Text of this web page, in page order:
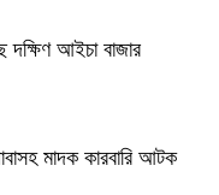
আইচা বাজার
মাদক কারবারি আটক